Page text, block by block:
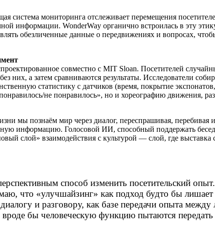
система мониторинга отслеживает перемещения
информации. WonderWay органично встроилась в эту
обезличенные данные о передвижениях и вопросах,
совместно с MIT Sloan. Посетителей
них, а затем сравниваются результаты. Исследователи
статистику с датчиков (время, покрытие
не понравилось», но и хореографию движения,
мы познаём мир через диалог, переспрашивая,
информацию. Голосовой ИИ, способный поддержать
слой» взаимодействия с культурой — слой, где
способ изменить посетительский
что «улучшайзинг» как подход будто бы лишает
и разговору, как базе передачи опыта между
вроде бы человеческую функцию пытаются